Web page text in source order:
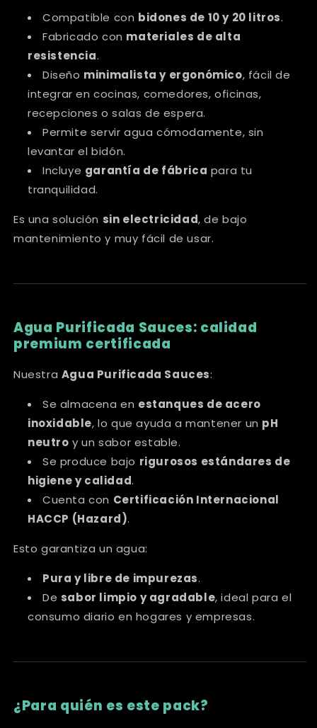
Compatible con bidones de 10 y 20 litros.
Fabricado con materiales de alta
resistencia.
Diseño minimalista y ergonómico, fácil de
integrar en cocinas, comedores, oficinas,
recepciones o salas de espera.
Permite servir agua cómodamente, sin
levantar el bidón.
Incluye garantía de fábrica para tu
tranquilidad.
Es una solución sin electricidad, de bajo
mantenimiento y muy fácil de usar.
Agua Purificada Sauces: calidad
premium certificada
Nuestra Agua Purificada Sauces:
Se almacena en estanques de acero
inoxidable, lo que ayuda a mantener un pH
neutro y un sabor estable.
Se produce bajo rigurosos estándares de
higiene y calidad.
Cuenta con Certificación Internacional
HACCP (Hazard).
Esto garantiza un agua:
Pura y libre de impurezas.
De sabor limpio y agradable, ideal para el
consumo diario en hogares y empresas.
¿Para quién es este pack?